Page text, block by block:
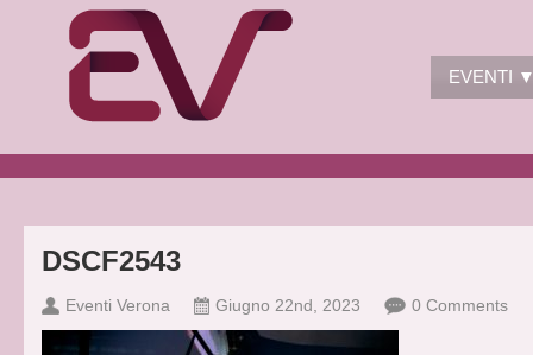
EVENTI
DSCF2543
Eventi Verona Giugno 22nd, 2023 0 Comments